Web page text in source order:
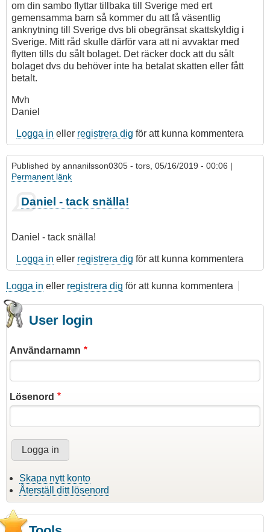
om din sambo flyttar tillbaka till Sverige med ert
gemensamma barn så kommer du att få väsentlig
anknytning till Sverige dvs bli obegränsat skattskyldig i
Sverige. Mitt råd skulle därför vara att ni avvaktar med
flytten tills du sålt bolaget. Det räcker dock att du sålt
bolaget dvs du behöver inte ha betalat skatten eller fått
betalt.
Mvh
Daniel
Logga in eller registrera dig för att kunna kommentera
Published by annanilsson0305 - tors, 05/16/2019 - 00:06 |
Permanent länk
Daniel - tack snälla!
Daniel - tack snälla!
Logga in eller registrera dig för att kunna kommentera
Logga in eller registrera dig för att kunna kommentera
User login
Användarnamn
Lösenord
Skapa nytt konto
Återställ ditt lösenord